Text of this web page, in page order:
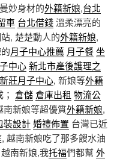
妙身材的外籍新娘,台北
車 台北借錢溫柔漂亮的
, 楚楚動人的外籍新娘,
月子中心推薦 月子餐坐
中心新北市產後護理之
新莊月子中心, 新娘等外籍
倉儲倉庫出租 物流公
南新娘等超優質外籍新娘,
裝設計婚禮佈置 台灣已近
越南新娘吃了那多餿水油
越南新娘,我托福們都幫外